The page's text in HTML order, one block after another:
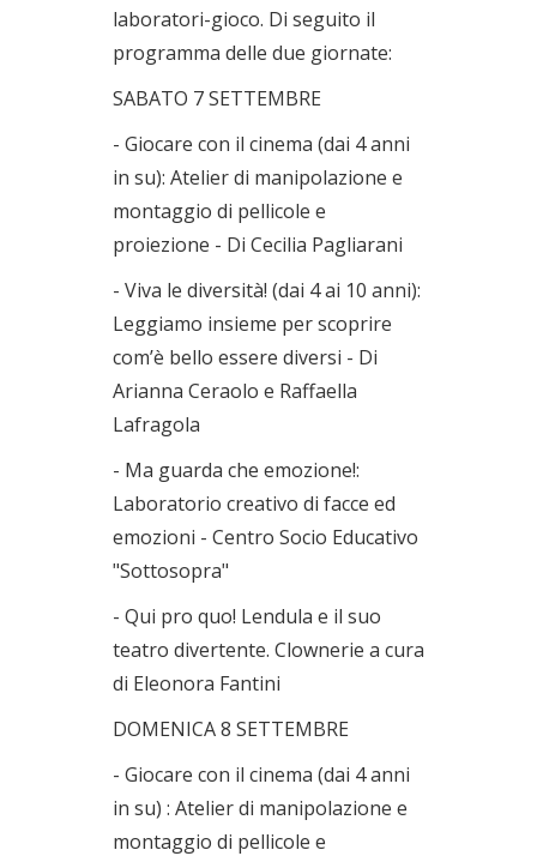
laboratori-gioco. Di seguito il
programma delle due giornate:
SABATO 7 SETTEMBRE
- Giocare con il cinema (dai 4 anni
in su): Atelier di manipolazione e
montaggio di pellicole e
proiezione - Di Cecilia Pagliarani
- Viva le diversità! (dai 4 ai 10 anni):
Leggiamo insieme per scoprire
com’è bello essere diversi - Di
Arianna Ceraolo e Raffaella
Lafragola
- Ma guarda che emozione!:
Laboratorio creativo di facce ed
emozioni - Centro Socio Educativo
"Sottosopra"
- Qui pro quo! Lendula e il suo
teatro divertente. Clownerie a cura
di Eleonora Fantini
DOMENICA 8 SETTEMBRE
- Giocare con il cinema (dai 4 anni
in su) : Atelier di manipolazione e
montaggio di pellicole e